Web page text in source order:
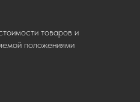
товаров и
положениями